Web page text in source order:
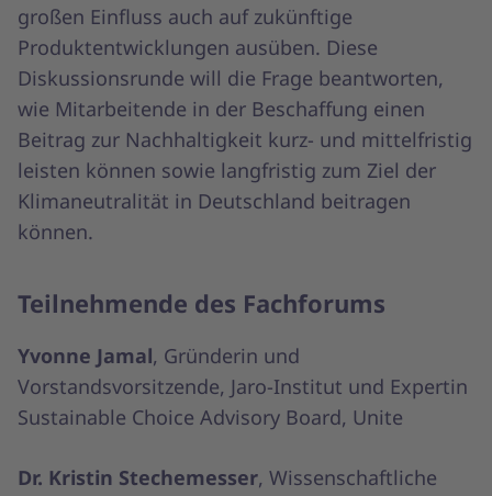
großen Einfluss auch auf zukünftige
Produktentwicklungen ausüben. Diese
Diskussionsrunde will die Frage beantworten,
wie Mitarbeitende in der Beschaffung einen
Beitrag zur Nachhaltigkeit kurz- und mittelfristig
leisten können sowie langfristig zum Ziel der
Klimaneutralität in Deutschland beitragen
können.
Teilnehmende des Fachforums
Yvonne Jamal, Gründerin und
Vorstandsvorsitzende, Jaro-Institut und Expertin
Sustainable Choice Advisory Board, Unite
Dr. Kristin Stechemesser, Wissenschaftliche